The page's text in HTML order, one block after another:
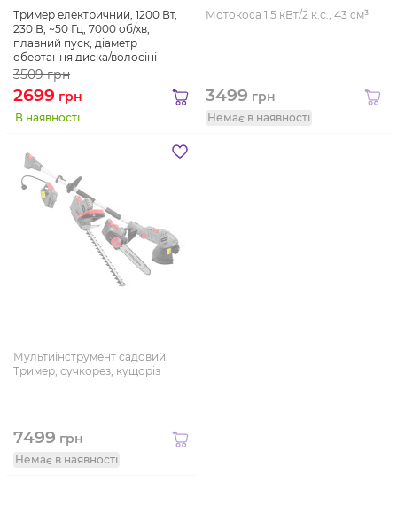
Тример електричний, 1200 Вт,
230 В, ~50 Гц, 7000 об/хв,
плавний пуск, діаметр
обертання диска/волосіні
255/380 мм, котушка + 3-
зубчатий ніж
3509грн
2699 грн
В наявності
Мотокоса 1.5 кВт/2 к.с., 43 см³
3499 грн
Немає в наявності
Мультиінструмент садовий.
Тример, сучкорез, кущоріз
7499 грн
Немає в наявності